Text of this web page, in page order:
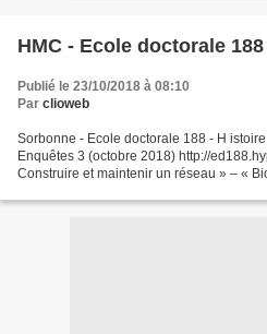
HMC - Ecole doctorale 188
Publié le 23/10/2018 à 08:10
Par clioweb
Sorbonne - Ecole doctorale 188 - H
Enquêtes 3 (octobre 2018) http://
Construire et maintenir un réseau » – «